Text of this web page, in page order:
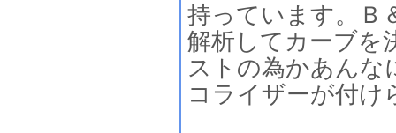
持っています。Ｂ
解析してカーブを
ストの為かあんな
コライザーが付け